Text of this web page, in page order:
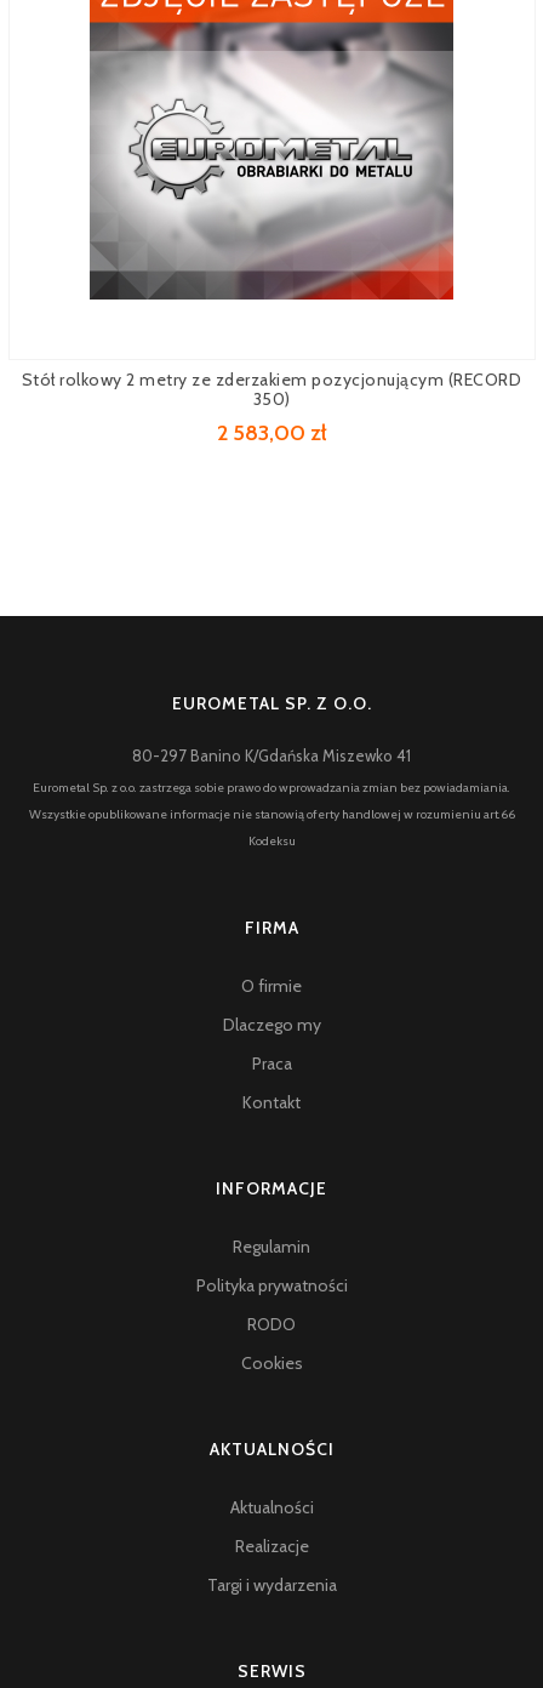
Stół rolkowy 2 metry ze zderzakiem pozycjonującym (RECORD
350)
2 583,00 zł
EUROMETAL SP. Z O.O.
80-297 Banino K/Gdańska Miszewko 41
Eurometal Sp. z o.o. zastrzega sobie prawo do wprowadzania zmian bez powiadamiania.
Wszystkie opublikowane informacje nie stanowią oferty handlowej w rozumieniu art.66
Kodeksu
FIRMA
O firmie
Dlaczego my
Praca
Kontakt
INFORMACJE
Regulamin
Polityka prywatności
RODO
Cookies
AKTUALNOŚCI
Aktualności
Realizacje
Targi i wydarzenia
SERWIS